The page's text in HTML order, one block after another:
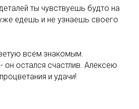
ты чувствуешь будто на
едешь и не узнаешь своего
всем знакомым.
он остался счастлив. Алексею
и удачи!